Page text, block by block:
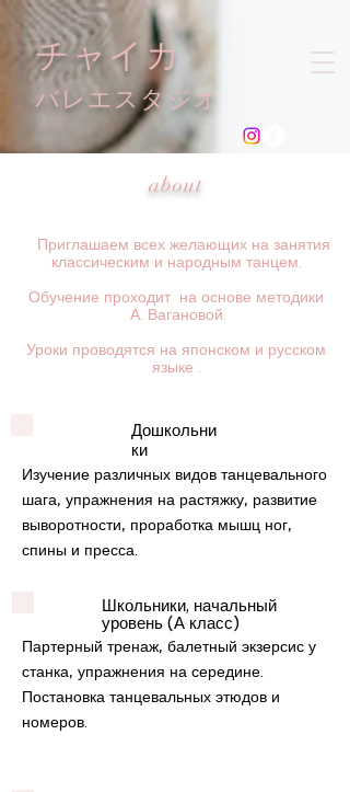
チャイカ
​バレエスタジオ
about
Приглашаем всех желающих на занятия
классическим и народным танцем.
Обучение проходит на основе методики
А. Вагановой.
Уроки проводятся на японском и русском
языке .
Дошкольни
ки
Изучение различных видов танцевального
шага, упражнения на растяжку, развитие
выворотности, проработка мышц ног,
спины и пресса.
Школьники, начальный
уровень​ (А класс)
Партерный тренаж, балетный экзерсис у
станка, упражнения на середине.
Постановка танцевальных этюдов и
номеров.